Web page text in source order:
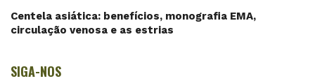
Centela asiática: benefícios, monografia EMA,
circulação venosa e as estrias
SIGA-NOS